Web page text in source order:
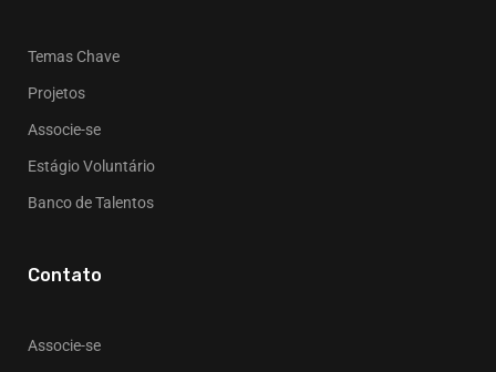
Temas Chave
Projetos
Associe-se
Estágio Voluntário
Banco de Talentos
Contato
Associe-se